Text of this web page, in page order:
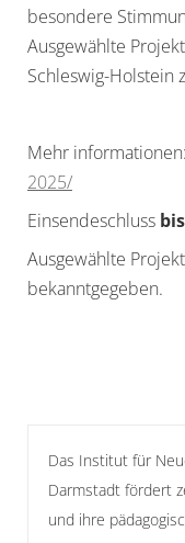
besondere
Ausgewählte
Schleswig-Holstein
Mehr informationen:
2025/
Einsendeschluss
Ausgewählte
bekanntgegeben.
Das Institut für
Darmstadt fördert
und ihre